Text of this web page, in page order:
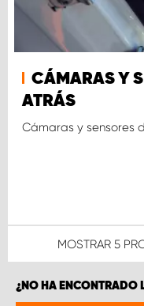
CÁMARAS Y
ATRÁS
Cámaras y sensores
MOSTRAR 5
¿NO HA ENCONTRADO